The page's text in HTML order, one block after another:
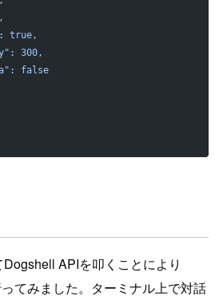
true,
300,
false
APIを叩くことにより
てみました。ターミナル上で対話